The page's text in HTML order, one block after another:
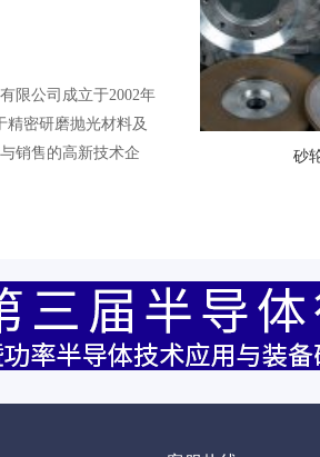
限公司成立于2002年
精密研磨抛光材料及
销售的高新技术企
半导体、集成电
砂